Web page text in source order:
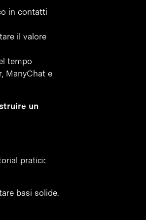
in contatti
il valore
tempo
ManyChat e
un
pratici:
basi solide.